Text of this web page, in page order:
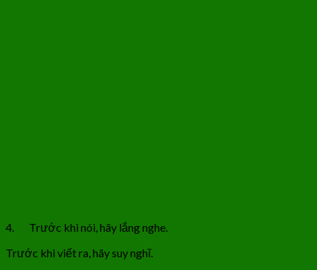
4. Trước khi nói, hãy lắng nghe.
Trước khi viết ra, hãy suy nghĩ.